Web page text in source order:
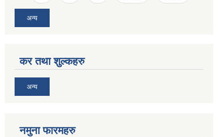
अन्य
कर तथा शुल्कहरु
अन्य
नमुना फारमहरु